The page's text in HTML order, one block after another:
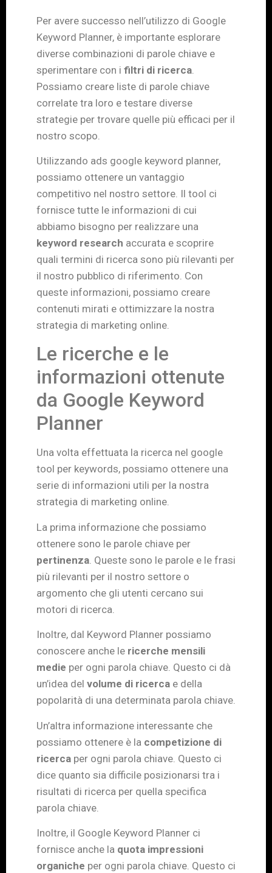
Per avere successo nell’utilizzo di Google
Keyword Planner, è importante esplorare
diverse combinazioni di parole chiave e
sperimentare con i filtri di ricerca
Possiamo creare liste di parole chiave
correlate tra loro e testare diverse
strategie per trovare quelle più efficaci per il
nostro scopo.
Utilizzando ads google keyword planner,
possiamo ottenere un vantaggio
competitivo nel nostro settore. Il tool ci
fornisce tutte le informazioni di cui
abbiamo bisogno per realizzare una
keyword research accurata e scoprire
quali termini di ricerca sono più rilevanti per
il nostro pubblico di riferimento. Con
queste informazioni, possiamo creare
contenuti mirati e ottimizzare la nostra
strategia di marketing online.
Le ricerche e le
informazioni ottenute
da Google Keyword
Planner
Una volta effettuata la ricerca nel google
tool per keywords, possiamo ottenere una
serie di informazioni utili per la nostra
strategia di marketing online.
La prima informazione che possiamo
ottenere sono le parole chiave per
pertinenza . Queste sono le parole e le frasi
più rilevanti per il nostro settore o
argomento che gli utenti cercano sui
motori di ricerca.
Inoltre, dal Keyword Planner possiamo
conoscere anche le ricerche mensili
medie per ogni parola chiave. Questo ci dà
un’idea del volume di ricerca e della
popolarità di una determinata parola chiave.
Un’altra informazione interessante che
possiamo ottenere è la competizione di
ricerca per ogni parola chiave. Questo ci
dice quanto sia difficile posizionarsi tra i
risultati di ricerca per quella specifica
parola chiave.
Inoltre, il Google Keyword Planner ci
fornisce anche la quota impressioni
organiche per ogni parola chiave. Questo ci